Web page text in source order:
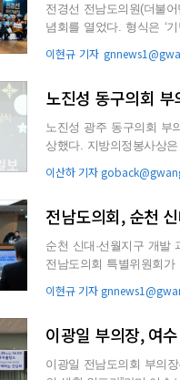
전경선 전남도의원(더불
념회를 열었다. 형식은 ‘
이현규 기자
노진성 동구의회 부
노진성 광주 동구의회 부
상했다. 지방의정봉사상은 투철한 사명감과 봉사 정신으로 지역사회 발전에 기여하고, 주민 복지
이산하 기자
전남도의회, 순천
순천 신대·선월지구 개발
전남도의회 특별위원회
이현규 기자
이광일 부의장, 여
이광일 전남도의회 부의